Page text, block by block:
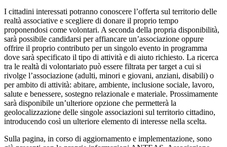
I cittadini interessati potranno conoscere l’offerta sul territorio delle
realtà associative e scegliere di donare il proprio tempo
proponendosi come volontari. A seconda della propria disponibilità,
sarà possibile candidarsi per affiancare un’associazione oppure
offrire il proprio contributo per un singolo evento in programma
dove sarà specificato il tipo di attività e di aiuto richiesto. La ricerca
tra le realtà di volontariato può essere filtrata per target a cui si
rivolge l’associazione (adulti, minori e giovani, anziani, disabili) o
per ambito di attività: abitare, ambiente, inclusione sociale, lavoro,
salute e benessere, sostegno relazionale e materiale. Prossimamente
sarà disponibile un’ulteriore opzione che permetterà la
geolocalizzazione delle singole associazioni sul territorio cittadino,
introducendo così un ulteriore elemento di interesse nella scelta.
Sulla pagina, in corso di aggiornamento e implementazione, sono